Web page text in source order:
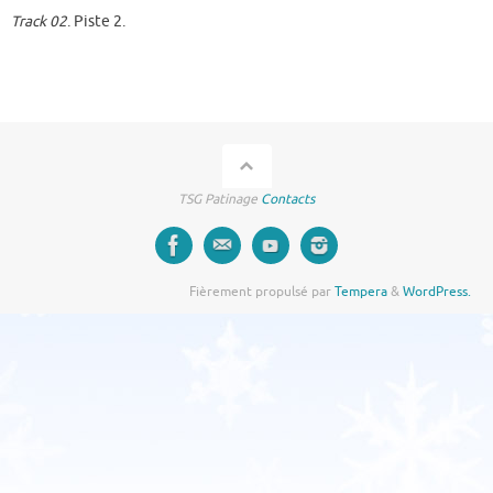
Track 02. Piste 2.
TSG Patinage Contacts
Fièrement propulsé parTempera&WordPress.